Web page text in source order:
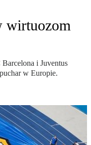
wirtuozom
i Juventus
w Europie.